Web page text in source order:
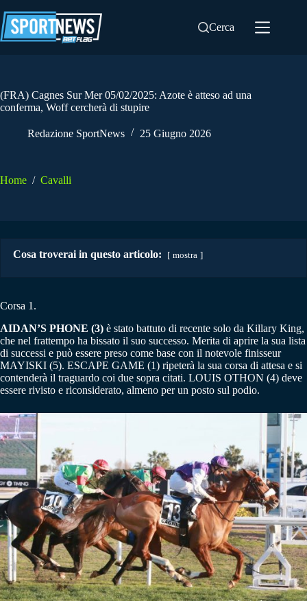
al
contenuto
Cerca
(FRA) Cagnes Sur Mer 05/02/2025: Azote è atteso ad una
conferma, Woff cercherà di stupire
Redazione SportNews 25 Giugno 2026
Home / Cavalli
Cosa troverai in questo articolo: mostra
Corsa 1.
AIDAN’S PHONE (3) è stato battuto di recente solo da Killary King,
che nel frattempo ha bissato il suo successo. Merita di aprire la sua lista
di successi e può essere preso come base con il notevole finisseur
MAYISKI (5). ESCAPE GAME (1) ripeterà la sua corsa di attesa e si
contenderà il traguardo coi due sopra citati. LOUIS OTHON (4) deve
essere rivisto e riconsiderato, almeno per un posto sul podio.